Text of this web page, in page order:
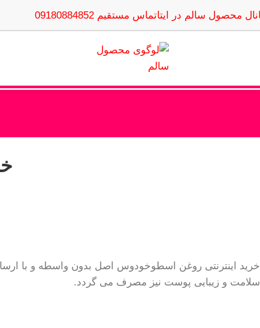
محصول سالم در ایتاتماس مستقیم 09180884852
خرید اینترنتی روغن اسطوخودوس اصل بدون واسطه و با
سلامت و زیبایی پوست نیز مصرف می گردد.